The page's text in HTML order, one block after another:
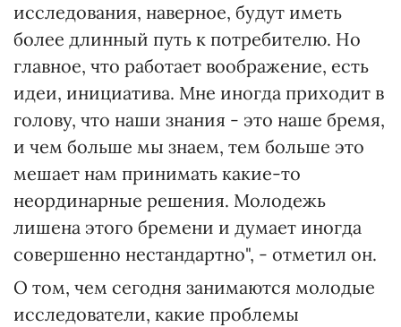
исследования, наверное, будут иметь
более длинный путь к потребителю. Но
главное, что работает воображение, есть
идеи, инициатива. Мне иногда приходит в
голову, что наши знания - это наше бремя,
и чем больше мы знаем, тем больше это
мешает нам принимать какие-то
неординарные решения. Молодежь
лишена этого бремени и думает иногда
совершенно нестандартно", - отметил он.
О том, чем сегодня занимаются молодые
исследователи, какие проблемы